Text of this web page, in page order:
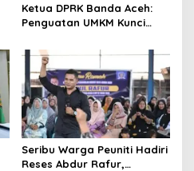
Ketua DPRK Banda Aceh:
Penguatan UMKM Kunci
Seribu Warga Peuniti Hadiri
Reses Abdur Rafur,